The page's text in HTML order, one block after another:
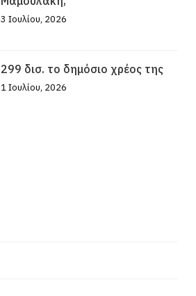
3 Ιουλίου, 2026
299 δισ. το δημόσιο χρέος της
1 Ιουλίου, 2026